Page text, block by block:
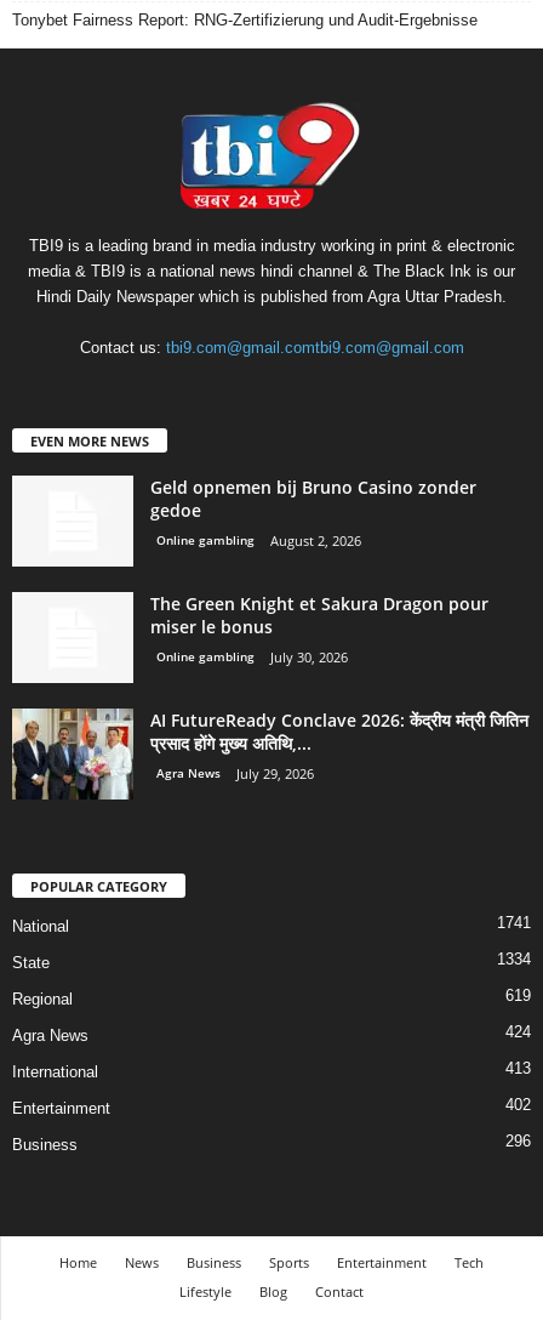
Tonybet Fairness Report: RNG-Zertifizierung und Audit-Ergebnisse
TBI9 is a leading brand in media industry working in print & electronic
media & TBI9 is a national news hindi channel & The Black Ink is our
Hindi Daily Newspaper which is published from Agra Uttar Pradesh.
Contact us: tbi9.com@gmail.comtbi9.com@gmail.com
EVEN MORE NEWS
Geld opnemen bij Bruno Casino zonder
gedoe
Online gambling August 2, 2026
The Green Knight et Sakura Dragon pour
miser le bonus
Online gambling July 30, 2026
AI FutureReady Conclave 2026: केंद्रीय मंत्री जितिन
प्रसाद होंगे मुख्य अतिथि,...
Agra News July 29, 2026
POPULAR CATEGORY
National 1741
State 1334
Regional 619
Agra News 424
International 413
Entertainment 402
Business 296
Home News Business Sports Entertainment
Tech
Lifestyle
Blog
Contact